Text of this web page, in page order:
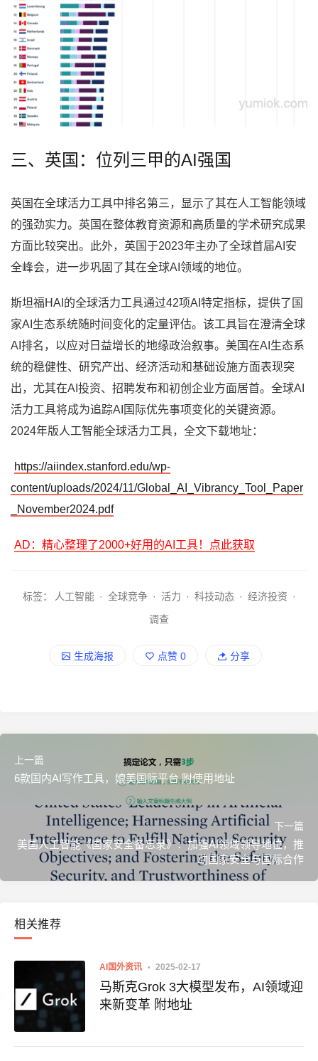
三、英国：位列三甲的AI强国
英国在全球活力工具中排名第三，显示了其在人工智能领域
的强劲实力。英国在整体教育资源和高质量的学术研究成果
方面比较突出。此外，英国于2023年主办了全球首届AI安
全峰会，进一步巩固了其在全球AI领域的地位。
斯坦福HAI的全球活力工具通过42项AI特定指标，提供了国
家AI生态系统随时间变化的定量评估。该工具旨在澄清全球
AI排名，以应对日益增长的地缘政治叙事。美国在AI生态系
统的稳健性、研究产出、经济活动和基础设施方面表现突
出，尤其在AI投资、招聘发布和初创企业方面居首。全球AI
活力工具将成为追踪AI国际优先事项变化的关键资源。
2024年版人工智能全球活力工具，全文下载地址：
https://aiindex.stanford.edu/wp-
content/uploads/2024/11/Global_AI_Vibrancy_Tool_Paper
_November2024.pdf
AD：精心整理了2000+好用的AI工具！点此获取
标签： 人工智能 · 全球竞争 · 活力 · 科技动态 · 经济投资 ·
调查
生成海报 点赞 0 分享
上一篇
6款国内AI写作工具，媲美国际平台 附使用地址
下一篇
美国人工智能《国家安全备忘录》：加强AI领域领导地位，推
动国家安全与国际合作
相关推荐
AI国外资讯 2025-02-17
马斯克Grok 3大模型发布，AI领域迎
来新变革 附地址